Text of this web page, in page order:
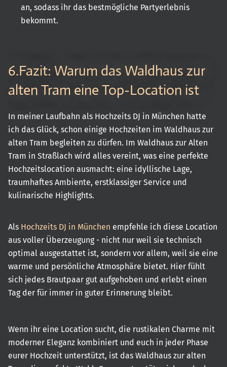
an, sodass ihr das bestmögliche Partyerlebnis
bekommt.
6.Fazit: Warum das Waldhaus zur
alten Tram eine Top-Location ist
In meiner Laufbahn als Hochzeits DJ in München hatte
ich das Glück, schon einige Hochzeiten im Waldhaus zur
alten Tram begleiten zu dürfen. Im Waldhaus zur Alten
Tram in Straßlach wird alles vereint, was eine perfekte
Hochzeitslocation ausmacht: eine idyllische Lage,
traumhaftes Ambiente, erstklassiger Service und
kulinarische Highlights.
Als Hochzeits DJ in München empfehle ich diese Location
aus voller Überzeugung - nicht nur weil sie technisch
optimal ausgestattet ist, sondern vor allem, weil sie eine
warme und persönliche Atmosphäre bietet. Hier fühlt
sich jedes Brautpaar gut aufgehoben und erlebt einen
Tag der für immer in guter Erinnerung bleibt.
Wenn ihr eine Location sucht, die rustikalen Charme mit
moderner Eleganz kombiniert und euch in jeder Phase
eurer Hochzeit unterstützt, ist das Waldhaus zur alten